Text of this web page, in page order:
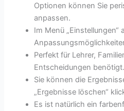
Optionen können Sie
anpassen.
Im Menü „Einstellungen“
Perfekt für Lehrer,
Entscheidungen benötigt.
Sie können die
„Ergebnisse löschen“
Es ist natürlich ein